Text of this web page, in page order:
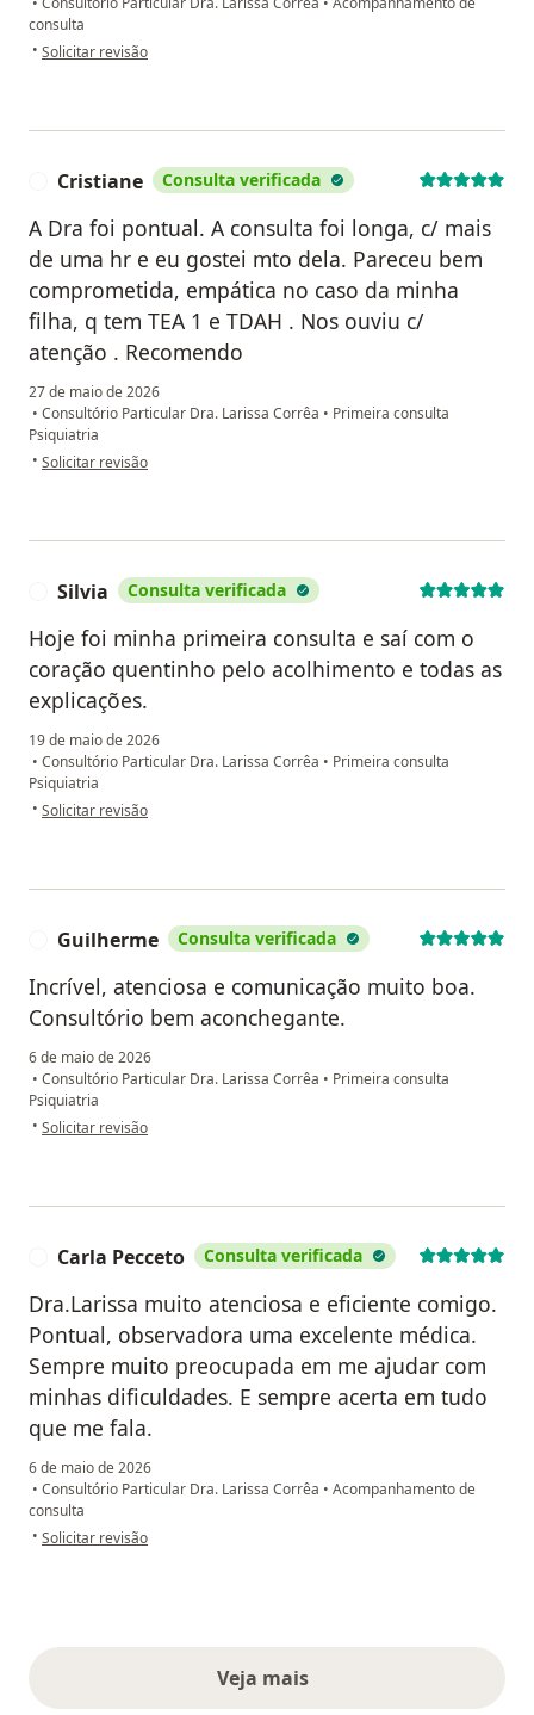
consulta
• na opinião do utilizador Marcio Fachinetti
Solicitar revisão
Cristiane Consulta verificada
A Dra foi pontual. A consulta foi longa, c/ mais
de uma hr e eu gostei mto dela. Pareceu bem
comprometida, empática no caso da minha
filha, q tem TEA 1 e TDAH . Nos ouviu c/
atenção . Recomendo
27 de maio de 2026
• Consultório Particular Dra. Larissa Corrêa • Primeira consulta
Psiquiatria
• na opinião do utilizador Cristiane
Solicitar revisão
Silvia Consulta verificada
Hoje foi minha primeira consulta e saí com o
coração quentinho pelo acolhimento e todas as
explicações.
19 de maio de 2026
• Consultório Particular Dra. Larissa Corrêa • Primeira consulta
Psiquiatria
• na opinião do utilizador Silvia
Solicitar revisão
Guilherme Consulta verificada
Incrível, atenciosa e comunicação muito boa.
Consultório bem aconchegante.
6 de maio de 2026
• Consultório Particular Dra. Larissa Corrêa • Primeira consulta
Psiquiatria
• na opinião do utilizador Guilherme
Solicitar revisão
Carla Pecceto Consulta verificada
Dra.Larissa muito atenciosa e eficiente comigo.
Pontual, observadora uma excelente médica.
Sempre muito preocupada em me ajudar com
minhas dificuldades. E sempre acerta em tudo
que me fala.
6 de maio de 2026
• Consultório Particular Dra. Larissa Corrêa • Acompanhamento de
consulta
• na opinião do utilizador Carla Pecceto
Solicitar revisão
Veja maisopiniões acima